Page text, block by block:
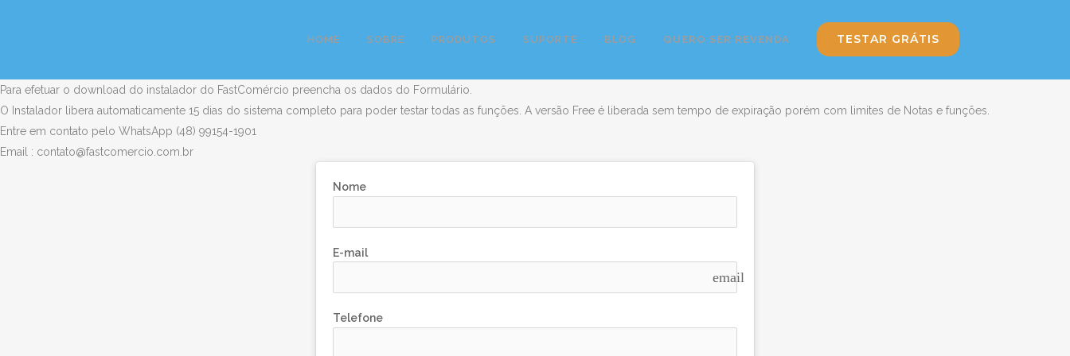
TESTAR GRÁTIS
HOME SOBRE PRODUTOS SUPORTE BLOG QUERO SER REVENDA
Para efetuar o download do instalador do FastComércio preencha os dados do Formulário.
O Instalador libera automaticamente 15 dias do sistema completo para poder testar todas as funções. A versão Free é liberada sem tempo de expiração porém com limites de Notas e funções.
Entre em contato pelo WhatsApp (48) 99154-1901
Email : contato@fastcomercio.com.br
Nome
E-mail
email
Telefone